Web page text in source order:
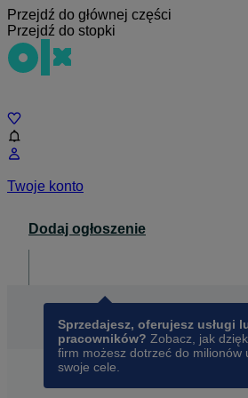
Przejdź do głównej części
Przejdź do stopki
Twoje konto
Dodaj ogłoszenie
Sprzedajesz, oferujesz usługi
pracowników? Zobacz, jak
firm możesz dotrzeć do
swoje cele.